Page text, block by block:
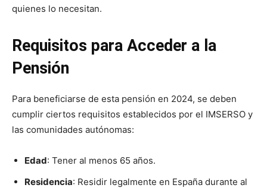
quienes lo necesitan.
Requisitos para Acceder a la
Pensión
Para beneficiarse de esta pensión en 2024, se deben
cumplir ciertos requisitos establecidos por el IMSERSO y
las comunidades autónomas:
Edad: Tener al menos 65 años.
Residencia: Residir legalmente en España durante al